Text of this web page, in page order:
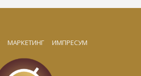
МАРКЕТИНГ ИМПРЕСУМ